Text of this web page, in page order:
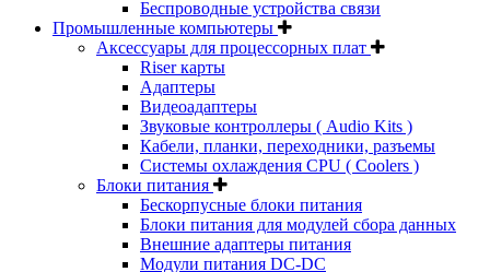
Беспроводные устройства связи
Промышленные компьютеры
Аксессуары для процессорных плат
Riser карты
Адаптеры
Видеоадаптеры
Звуковые контроллеры ( Audio Kits )
Кабели, планки, переходники, разъемы
Системы охлаждения CPU ( Coolers )
Блоки питания
Бескорпусные блоки питания
Блоки питания для модулей сбора данных
Внешние адаптеры питания
Модули питания DC-DC